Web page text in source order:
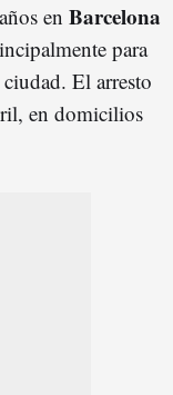
en Barcelona
para
El arresto
en domicilios